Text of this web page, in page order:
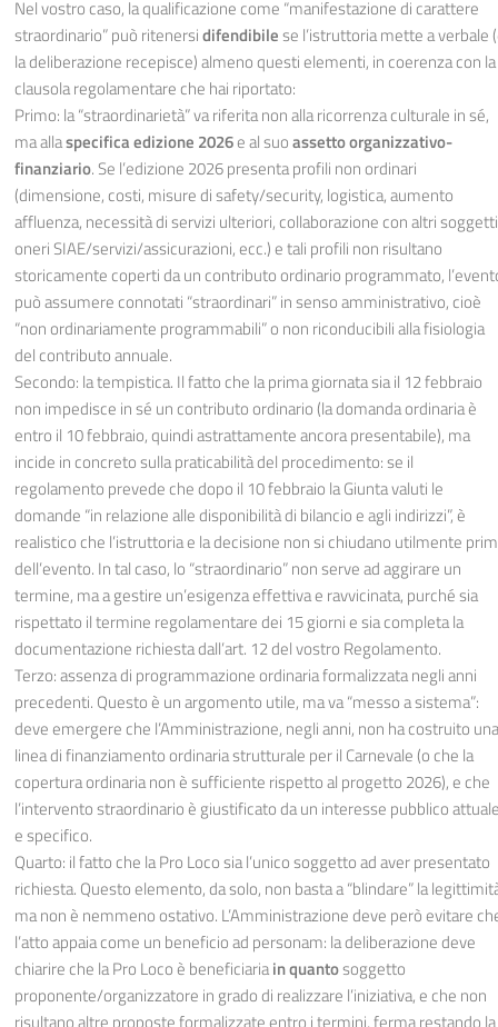
Nel vostro caso, la qualificazione come “manifestazione di carattere
straordinario” può ritenersidifendibilese l’istruttoria mette a verbale
la deliberazione recepisce) almeno questi elementi, in coerenza con la
clausola regolamentare che hai riportato:
Primo: la “straordinarietà” va riferita non alla ricorrenza culturale in sé,
ma allaspecifica edizione 2026e al suoassetto organizzativo-
finanziario. Se l’edizione 2026 presenta profili non ordinari
(dimensione, costi, misure di safety/security, logistica, aumento
affluenza, necessità di servizi ulteriori, collaborazione con altri
oneri SIAE/servizi/assicurazioni, ecc.) e tali profili non risultano
storicamente coperti da un contributo ordinario programmato,
può assumere connotati “straordinari” in senso amministrativo, cioè
“non ordinariamente programmabili” o non riconducibili alla fisiologia
del contributo annuale.
Secondo: la tempistica. Il fatto che la prima giornata sia il 12 febbraio
non impedisce in sé un contributo ordinario (la domanda ordinaria è
entro il 10 febbraio, quindi astrattamente ancora presentabile), ma
incide in concreto sulla praticabilità del procedimento: se il
regolamento prevede che dopo il 10 febbraio la Giunta valuti le
domande “in relazione alle disponibilità di bilancio e agli indirizzi”, è
realistico che l’istruttoria e la decisione non si chiudano utilmente
dell’evento. In tal caso, lo “straordinario” non serve ad aggirare un
termine, ma a gestire un’esigenza effettiva e ravvicinata, purché sia
rispettato il termine regolamentare dei 15 giorni e sia completa la
documentazione richiesta dall’art. 12 del vostro Regolamento.
Terzo: assenza di programmazione ordinaria formalizzata negli anni
precedenti. Questo è un argomento utile, ma va “messo a sistema”:
deve emergere che l’Amministrazione, negli anni, non ha costruito una
linea di finanziamento ordinaria strutturale per il Carnevale (o che la
copertura ordinaria non è sufficiente rispetto al progetto 2026), e che
l’intervento straordinario è giustificato da un interesse pubblico
e specifico.
Quarto: il fatto che la Pro Loco sia l’unico soggetto ad aver presentato
richiesta. Questo elemento, da solo, non basta a “blindare” la
ma non è nemmeno ostativo. L’Amministrazione deve però evitare
l’atto appaia come un beneficio ad personam: la deliberazione deve
chiarire che la Pro Loco è beneficiariain quantosoggetto
proponente/organizzatore in grado di realizzare l’iniziativa, e che non